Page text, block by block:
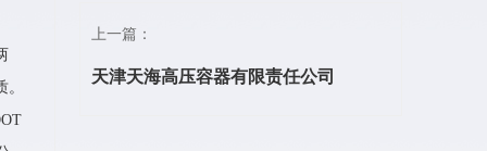
上一篇：
天津天海高压容器有限责任公司